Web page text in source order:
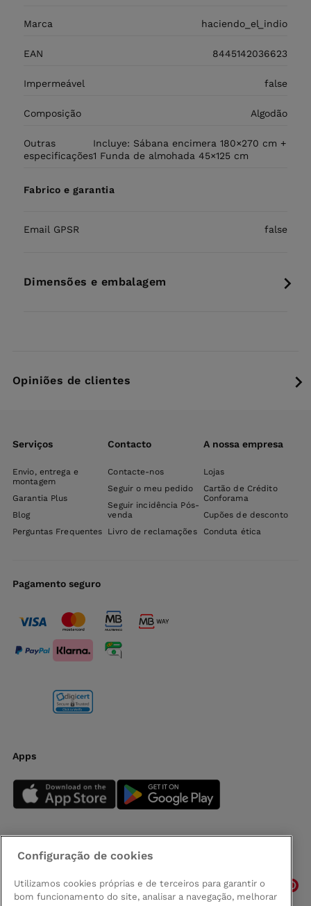
Marca haciendo_el_indio
EAN 8445142036623
Impermeável false
Composição Algodão
Outras
especificações
Incluye: Sábana encimera 180×270 cm +
1 Funda de almohada 45×125 cm
Fabrico e garantia
Email GPSR false
Dimensões e embalagem
Opiniões de clientes
Serviços
Envio, entrega e
montagem
Garantia Plus
Blog
Perguntas Frequentes
Contacto
Contacte-nos
Seguir o meu pedido
Seguir incidência Pós-
venda
Livro de reclamações
A nossa empresa
Lojas
Cartão de Crédito
Conforama
Cupões de desconto
Conduta ética
Pagamento seguro
Apps
Siga-nos
Configuração de cookies
Utilizamos cookies próprias e de terceiros para garantir o
bom funcionamento do site, analisar a navegação, melhorar